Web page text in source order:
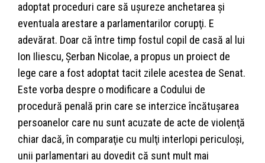
adoptat proceduri care să uşureze anchetarea şi
eventuala arestare a parlamentarilor corupţi. E
adevărat. Doar că între timp fostul copil de casă al lui
Ion Iliescu, Şerban Nicolae, a propus un proiect de
lege care a fost adoptat tacit zilele acestea de Senat.
Este vorba despre o modificare a Codului de
procedură penală prin care se interzice încătuşarea
persoanelor care nu sunt acuzate de acte de violenţă
chiar dacă, în comparaţie cu mulţi interlopi periculoşi,
unii parlamentari au dovedit că sunt mult mai